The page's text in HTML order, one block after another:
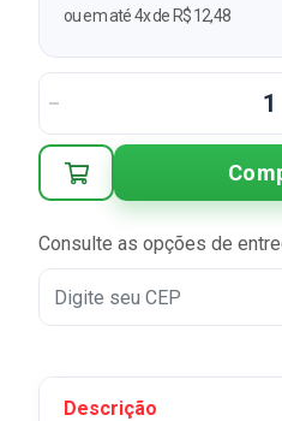
ou em até 4x de R$ 12,48
Consulte as opções de
Descrição